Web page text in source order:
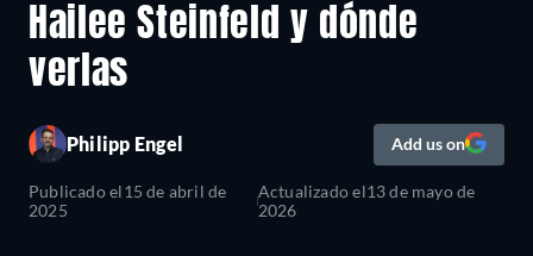
Hailee Steinfeld y dónde
verlas
Philipp Engel Add us on
Publicado el15 de abril de
2025
Actualizado el13 de mayo de
2026